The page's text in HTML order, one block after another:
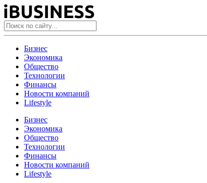
Бизнес
Экономика
Общество
Технологии
Финансы
Новости компаний
Lifestyle
Бизнес
Экономика
Общество
Технологии
Финансы
Новости компаний
Lifestyle